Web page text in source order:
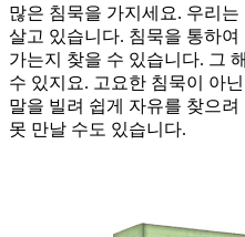
많은 침묵을 가지세요. 우리
살고 있습니다. 침묵을 통하
가는지 찾을 수 있습니다. 그
수 있지요. 고요한 침묵이 아
말을 빌려 쉽게 자유를 찾으
못 만날 수도 있습니다.